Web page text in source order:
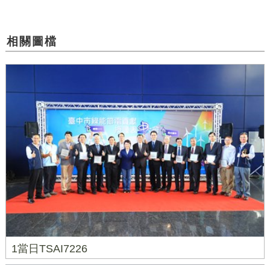
相關圖檔
1當日TSAI7226